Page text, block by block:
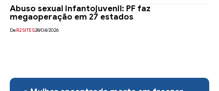
Abuso sexual infantojuvenil: PF faz
megaoperação em 27 estados
DeR2SITES28/04/2026